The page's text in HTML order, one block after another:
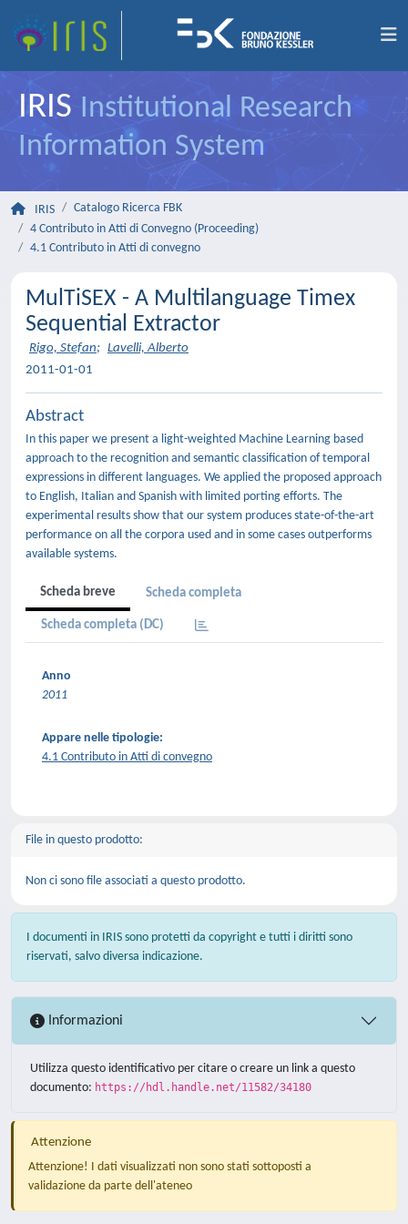
IRIS Institutional Research
Information System
IRIS
Catalogo Ricerca FBK
4 Contributo in Atti di Convegno (Proceeding)
4.1 Contributo in Atti di convegno
MulTiSEX - A Multilanguage Timex
Sequential Extractor
Rigo, Stefan; Lavelli, Alberto
2011-01-01
Abstract
In this paper we present a light-weighted Machine Learning based
approach to the recognition and semantic classification of temporal
expressions in different languages. We applied the proposed approach
to English, Italian and Spanish with limited porting efforts. The
experimental results show that our system produces state-of-the-art
performance on all the corpora used and in some cases outperforms
available systems.
Scheda breve Scheda completa
Scheda completa (DC)
Anno
2011
Appare nelle tipologie:
4.1 Contributo in Atti di convegno
File in questo prodotto:
Non ci sono file associati a questo prodotto.
I documenti in IRIS sono protetti da copyright e tutti i diritti sono
riservati, salvo diversa indicazione.
Informazioni
Utilizza questo identificativo per citare o creare un link a questo
documento: https://hdl.handle.net/11582/34180
Attenzione
Attenzione! I dati visualizzati non sono stati sottoposti a
validazione da parte dell'ateneo